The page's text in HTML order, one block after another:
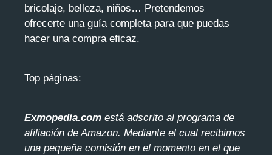
bricolaje, belleza, niños… Pretendemos
ofrecerte una guía completa para que puedas
hacer una compra eficaz.
Top páginas:
Exmopedia.com está adscrito al programa de
afiliación de Amazon. Mediante el cual recibimos
una pequeña comisión en el momento en el que